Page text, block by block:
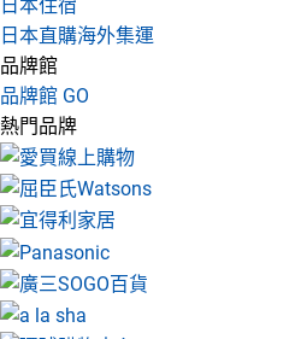
日本住宿
日本直購海外集運
品牌館
品牌館 GO
熱門品牌